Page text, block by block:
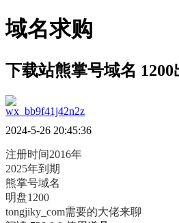
域名求购
下载站熊掌号域名
wx_bb9f41j42n2z
2024-5-26 20:45:36
注册时间2016年
2025年到期
熊掌号域名
明盘1200
tongjiky_com需要的大佬来聊